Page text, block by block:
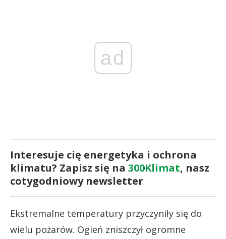
ad
Interesuje cię energetyka i ochrona
klimatu? Zapisz się na 300Klimat, nasz
cotygodniowy newsletter
Ekstremalne temperatury przyczyniły się do
wielu pożarów. Ogień zniszczył ogromne